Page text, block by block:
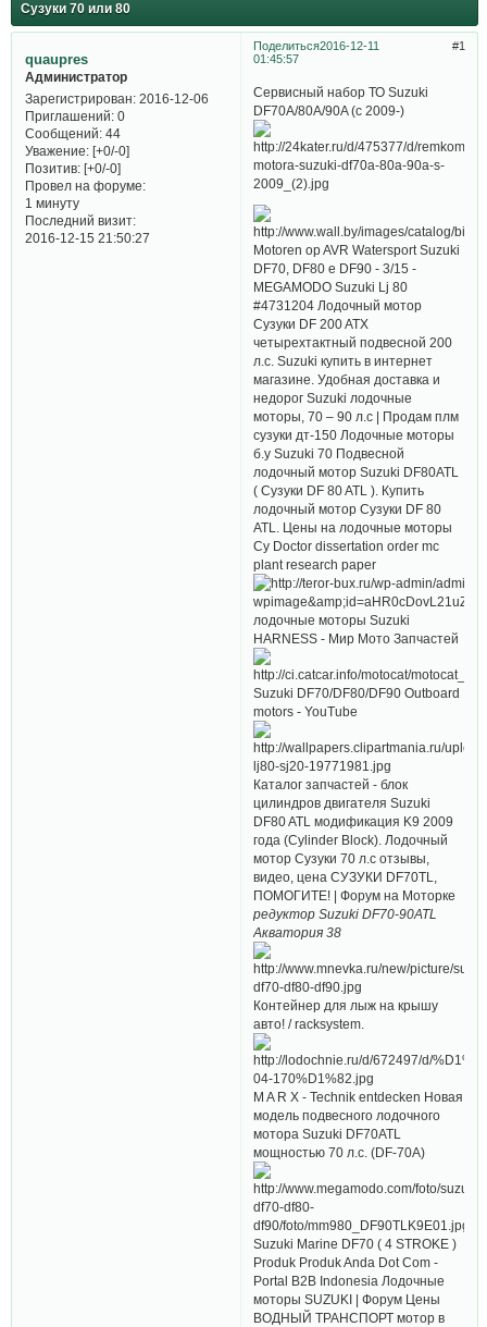
Сузуки 70 или 80
Поделиться 1
2016-12-11
01:45:57
quaupres
Администратор
Зарегистрирован: 2016-12-06
Приглашений:0
Сообщений:44
Уважение: [+0/-0]
Позитив: [+0/-0]
Провел на форуме:
1 минуту
Последний визит:
2016-12-15 21:50:27
Сервисный набор ТО Suzuki
DF70A/80A/90A (с 2009-)
Motoren op AVR Watersport Suzuki
DF70, DF80 e DF90 - 3/15 -
MEGAMODO Suzuki Lj 80
#4731204 Лодочный мотор
Сузуки DF 200 ATX
четырехтактный подвесной 200
л.с. Suzuki купить в интернет
магазине. Удобная доставка и
недорог Suzuki лодочные
моторы, 70 – 90 л.с | Продам плм
сузуки дт-150 Лодочные моторы
б.у Suzuki 70 Подвесной
лодочный мотор Suzuki DF80ATL
( Сузуки DF 80 ATL ). Купить
лодочный мотор Сузуки DF 80
ATL. Цены на лодочные моторы
Су Doctor dissertation order mc
plant research paper
лодочные моторы Suzuki
HARNESS - Мир Мото Запчастей
Suzuki DF70/DF80/DF90 Outboard
motors - YouTube
Каталог запчастей - блок
цилиндров двигателя Suzuki
DF80 ATL модификация K9 2009
года (Cylinder Block). Лодочный
мотор Сузуки 70 л.с отзывы,
видео, цена СУЗУКИ DF70TL,
ПОМОГИТЕ! | Форум на Моторке
редуктор Suzuki DF70-90ATL
Акватория 38
Контейнер для лыж на крышу
авто! / racksystem.
M A R X - Technik entdecken Новая
модель подвесного лодочного
мотора Suzuki DF70ATL
мощностью 70 л.с. (DF-70A)
Suzuki Marine DF70 ( 4 STROKE )
Produk Produk Anda Dot Com -
Portal B2B Indonesia Лодочные
моторы SUZUKI | Форум Цены
ВОДНЫЙ ТРАНСПОРТ мотор в